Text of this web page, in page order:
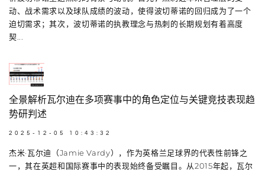
动、战术需求以及球队成绩的波动，使得波切蒂诺的回归成为了一个
迫切需求；其次，波切蒂诺的执教理念与热刺的长期规划有着高度
契...
全景解析瓦尔迪在多项赛事中的角色定位与关键竞技表现趋
势研判述
2025-12-05 10:43:32
杰米·瓦尔迪（Jamie Vardy），作为英格兰足球界的代表性前锋之
一，其在英超和国际赛事中的表现始终备受瞩目。从2015年起，瓦尔